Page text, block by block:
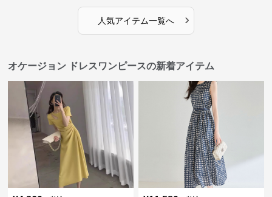
人気アイテム一覧へ ›
オケージョン ドレスワンピースの新着アイテム